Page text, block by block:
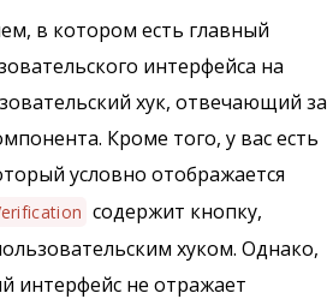
в котором есть главный
интерфейса на
хук, отвечающий за
Кроме того, у вас есть
условно отображается
содержит кнопку,
хуком. Однако,
интерфейс не отражает